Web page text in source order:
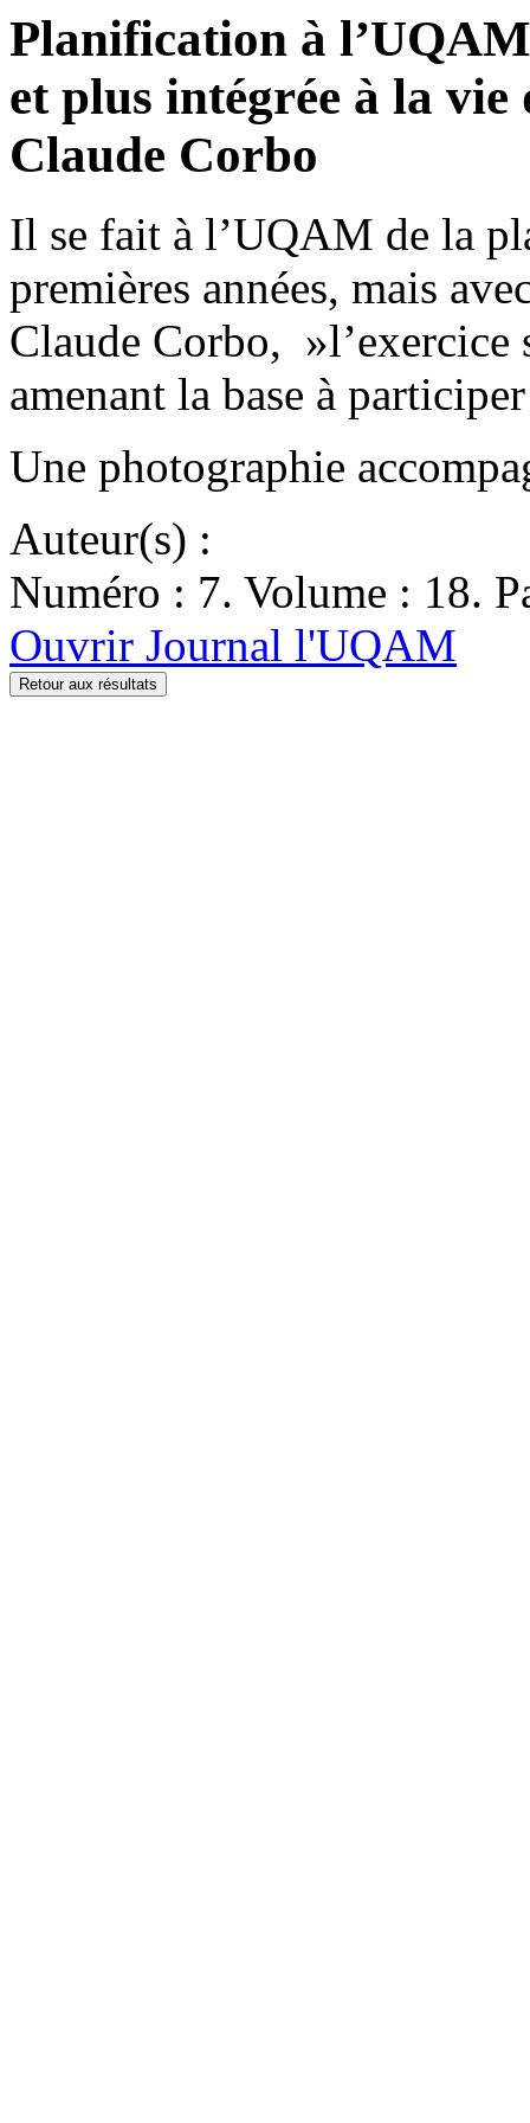
Planification à
et plus intégrée à la
Claude Corbo
Il se fait à l’UQAM de la
premières années, mais
Claude Corbo, »l’exercice
amenant la base à
Une photographie
Auteur(s) :
Numéro : 7. Volume : 18.
Ouvrir Journal l'UQAM
Retour aux résultats